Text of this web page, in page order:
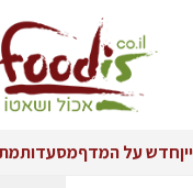
ייןחדש על המדףמסעדות